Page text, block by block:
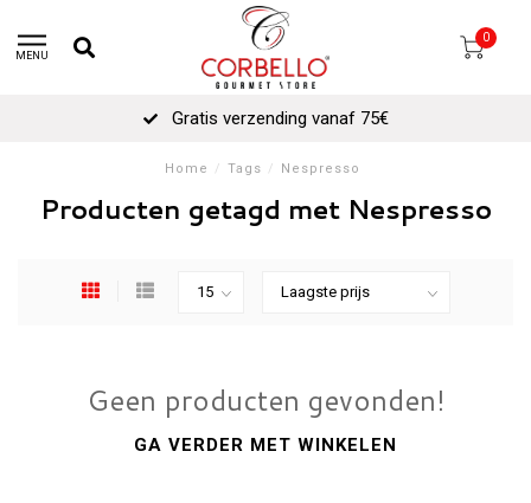
MENU
0
Gratis verzending vanaf 75€
Home / Tags / Nespresso
Producten getagd met Nespresso
Geen producten gevonden!
GA VERDER MET WINKELEN